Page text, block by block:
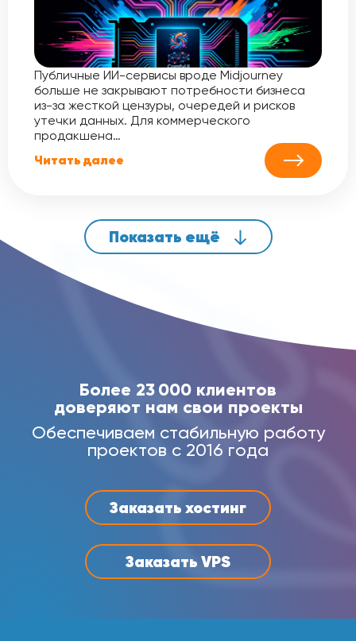
Публичные ИИ-сервисы вроде Midjourney
больше не закрывают потребности бизнеса
из-за жесткой цензуры, очередей и рисков
утечки данных. Для коммерческого
продакшена…
Читать далее
Показать ещё
Заказать хостинг
Заказать VPS
Более 23 000 клиентов
доверяют нам свои проекты
Обеспечиваем стабильную работу
проектов с 2016 года